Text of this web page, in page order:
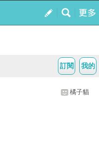
我的
訂閱
橘子貓